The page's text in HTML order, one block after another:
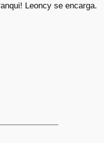
Leoncy se encarga.